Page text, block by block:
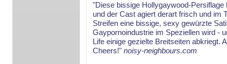
"Diese bissige Hollygaywood-
und der Cast agiert derart frisch und im
Streifen eine bissige, sexy gewürzte
Gaypornoindustrie im Speziellen wird -
Life einige gezielte Breitseiten abkriegt.
Cheers!" noisy-neighbours.com